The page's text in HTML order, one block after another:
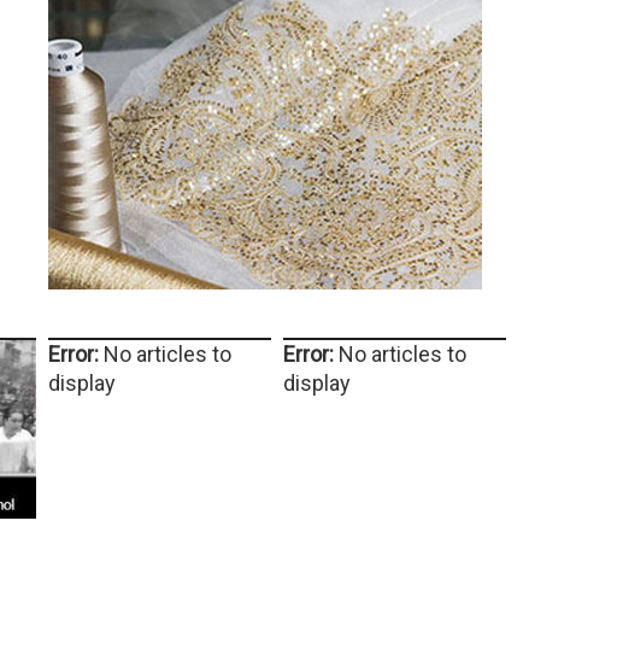
Error: No articles to
display
Error: No articles to
display